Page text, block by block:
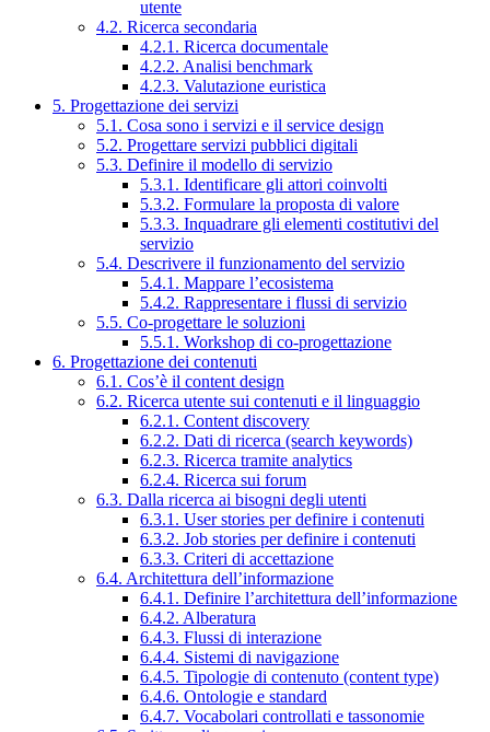
utente
4.2. Ricerca secondaria
4.2.1. Ricerca documentale
4.2.2. Analisi benchmark
4.2.3. Valutazione euristica
5. Progettazione dei servizi
5.1. Cosa sono i servizi e il service design
5.2. Progettare servizi pubblici digitali
5.3. Definire il modello di servizio
5.3.1. Identificare gli attori coinvolti
5.3.2. Formulare la proposta di valore
5.3.3. Inquadrare gli elementi costitutivi del
servizio
5.4. Descrivere il funzionamento del servizio
5.4.1. Mappare l’ecosistema
5.4.2. Rappresentare i flussi di servizio
5.5. Co-progettare le soluzioni
5.5.1. Workshop di co-progettazione
6. Progettazione dei contenuti
6.1. Cos’è il content design
6.2. Ricerca utente sui contenuti e il linguaggio
6.2.1. Content discovery
6.2.2. Dati di ricerca (search keywords)
6.2.3. Ricerca tramite analytics
6.2.4. Ricerca sui forum
6.3. Dalla ricerca ai bisogni degli utenti
6.3.1. User stories per definire i contenuti
6.3.2. Job stories per definire i contenuti
6.3.3. Criteri di accettazione
6.4. Architettura dell’informazione
6.4.1. Definire l’architettura dell’informazione
6.4.2. Alberatura
6.4.3. Flussi di interazione
6.4.4. Sistemi di navigazione
6.4.5. Tipologie di contenuto (content type)
6.4.6. Ontologie e standard
6.4.7. Vocabolari controllati e tassonomie